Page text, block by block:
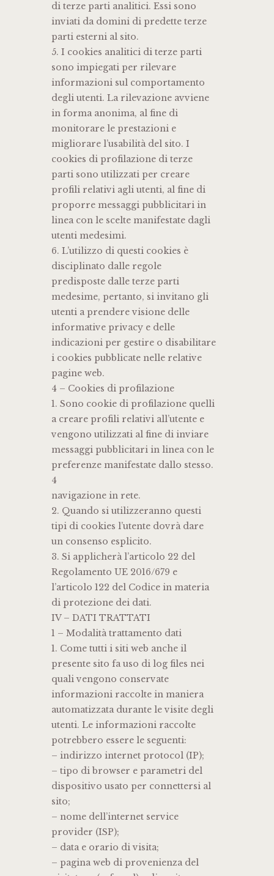
di terze parti analitici. Essi sono
inviati da domini di predette terze
parti esterni al sito.
5. I cookies analitici di terze parti
sono impiegati per rilevare
informazioni sul comportamento
degli utenti. La rilevazione avviene
in forma anonima, al fine di
monitorare le prestazioni e
migliorare l’usabilità del sito. I
cookies di profilazione di terze
parti sono utilizzati per creare
profili relativi agli utenti, al fine di
proporre messaggi pubblicitari in
linea con le scelte manifestate dagli
utenti medesimi.
6. L’utilizzo di questi cookies è
disciplinato dalle regole
predisposte dalle terze parti
medesime, pertanto, si invitano gli
utenti a prendere visione delle
informative privacy e delle
indicazioni per gestire o disabilitare
i cookies pubblicate nelle relative
pagine web.
4 – Cookies di profilazione
1. Sono cookie di profilazione quelli
a creare profili relativi all’utente e
vengono utilizzati al fine di inviare
messaggi pubblicitari in linea con le
preferenze manifestate dallo stesso.
4
navigazione in rete.
2. Quando si utilizzeranno questi
tipi di cookies l’utente dovrà dare
un consenso esplicito.
3. Si applicherà l’articolo 22 del
Regolamento UE 2016/679 e
l’articolo 122 del Codice in materia
di protezione dei dati.
IV – DATI TRATTATI
1 – Modalità trattamento dati
1. Come tutti i siti web anche il
presente sito fa uso di log files nei
quali vengono conservate
informazioni raccolte in maniera
automatizzata durante le visite degli
utenti. Le informazioni raccolte
potrebbero essere le seguenti:
– indirizzo internet protocol (IP);
– tipo di browser e parametri del
dispositivo usato per connettersi al
sito;
– nome dell’internet service
provider (ISP);
– data e orario di visita;
– pagina web di provenienza del